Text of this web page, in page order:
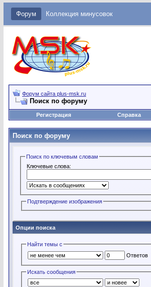
Форум Коллекция минусовок
Форум сайта plus-msk.ru
Поиск по форуму
Регистрация Справка
Поиск по форуму
Поиск по ключевым словам
Ключевые слова:
Подтверждение изображения
Опции поиска
Найти темы с
Ответов
Искать сообщения